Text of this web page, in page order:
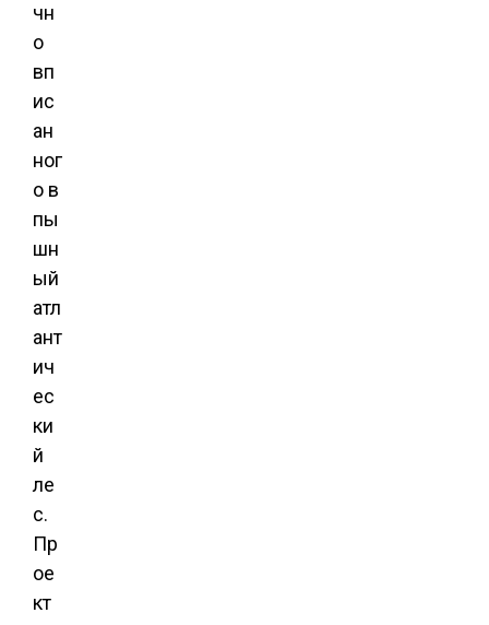
чн
о
вп
ис
ан
ног
о в
пы
шн
ый
атл
ант
ич
ес
ки
й
ле
с.
Пр
ое
кт